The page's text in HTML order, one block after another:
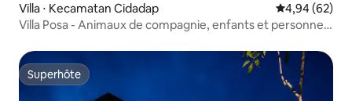
Villa ⋅ Kecamatan Cidadap Évaluation
4,94 (62)
Villa Posa - Animaux de compagnie, enfants et personnes
Superhôte
Superhôte